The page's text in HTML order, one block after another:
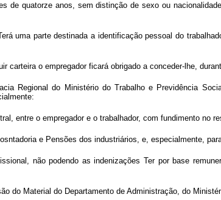
de quatorze anos, sem distinção de sexo ou
uma parte destinada a identificação pessoal do
carteira o empregador ficará obrigado a conceder-lhe,
Regional do Ministério do Trabalho e Previdência
entre o empregador e o trabalhador, com fundimento no
e Pensões dos industriários, e, especialmente,
não podendo as indenizações Ter por base
do Material do Departamento de Administração, do